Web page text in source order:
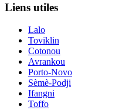
Liens utiles
Lalo
Toviklin
Cotonou
Avrankou
Porto-Novo
Sèmè-Podji
Ifangni
Toffo